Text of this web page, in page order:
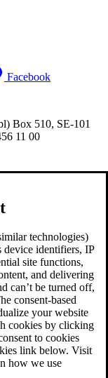
Facebook
Box 510, SE-101
11 00
technologies)
device identifiers, IP
site functions,
and delivering
can’t be turned off,
consent-based
your website
cookies by clicking
to cookies
link below. Visit
how we use